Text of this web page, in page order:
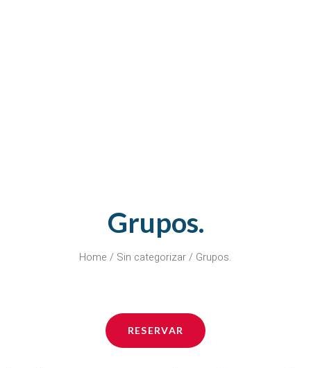
Grupos.
Home / Sin categorizar/ Grupos.
RESERVAR